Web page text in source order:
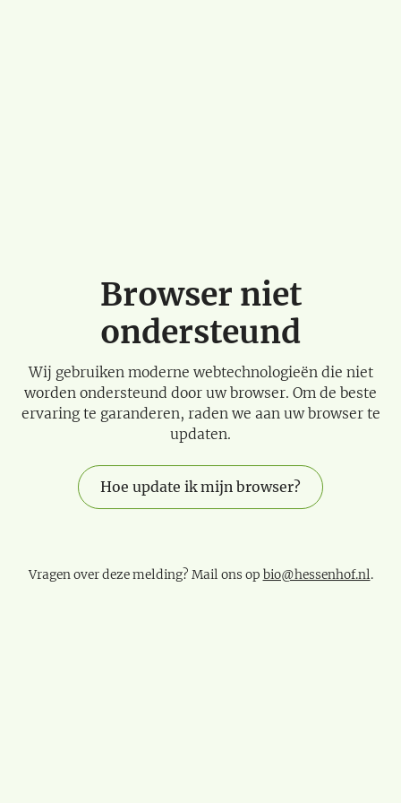
Browser niet
ondersteund
Wij gebruiken moderne webtechnologieën die niet
worden ondersteund door uw browser. Om de beste
ervaring te garanderen, raden we aan uw browser te
updaten.
Hoe update ik mijn browser?
Vragen over deze melding? Mail ons op bio@hessenhof.nl.